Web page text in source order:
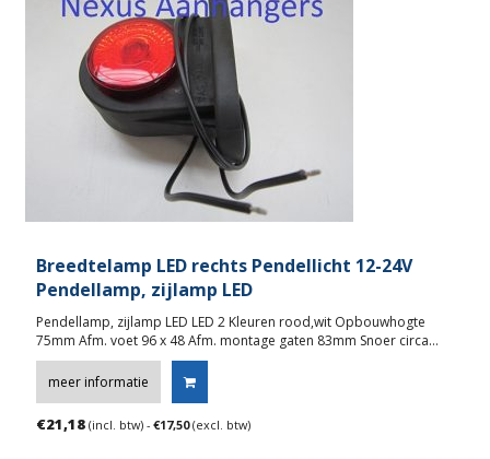
Breedtelamp LED rechts Pendellicht 12-24V
Pendellamp, zijlamp LED
Pendellamp, zijlamp LED LED 2 Kleuren rood,wit Opbouwhogte
75mm Afm. voet 96 x 48 Afm. montage gaten 83mm Snoer circa…
meer informatie
€21,18 (incl. btw) - €17,50(excl. btw)